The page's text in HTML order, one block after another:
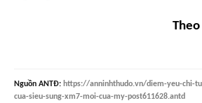
Nguồn ANTĐ: https://anninhthudo.vn/diem-yeu-chi-
cua-sieu-sung-xm7-moi-cua-my-post611628.antd